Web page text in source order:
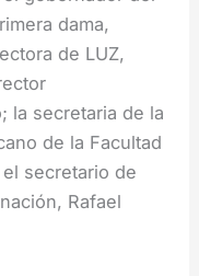
dama,
de LUZ,
la secretaria de la
de la Facultad
secretario de
Rafael